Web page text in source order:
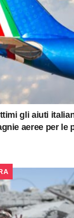
gli aiuti
aeree per le